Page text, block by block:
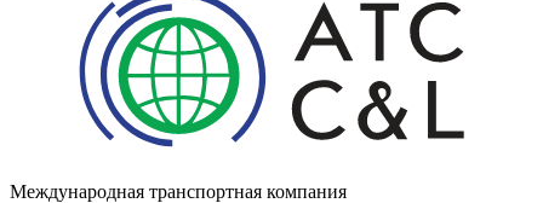
Международная транспортная компания